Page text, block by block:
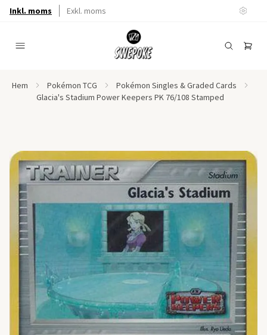
Inkl. moms Exkl. moms
Hem Pokémon TCG
Pokémon Singles & Graded Cards
Glacia's Stadium Power Keepers PK 76/108 Stamped